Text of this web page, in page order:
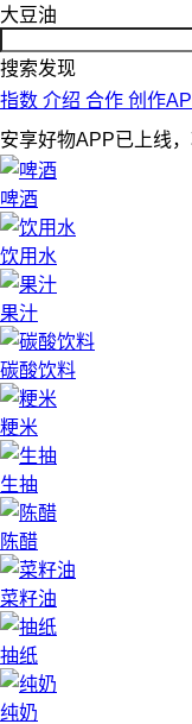
大豆油
搜索发现
指数 介绍 合作 创作
安享好物APP已上线
啤酒
饮用水
果汁
碳酸饮料
粳米
生抽
陈醋
菜籽油
抽纸
纯奶